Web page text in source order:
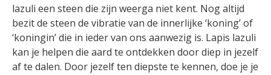
lazuli een steen die zijn weerga niet kent. Nog altijd
bezit de steen de vibratie van de innerlijke ‘koning’ of
‘koningin’ die in ieder van ons aanwezig is. Lapis lazuli
kan je helpen die aard te ontdekken door diep in jezelf
af te dalen. Door jezelf ten diepste te kennen, doe je je